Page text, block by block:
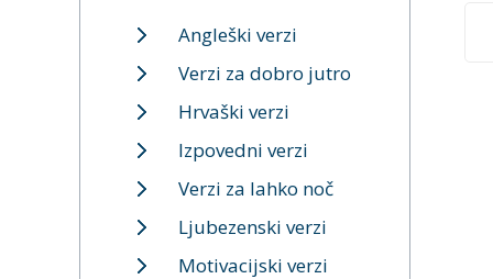
Angleški verzi
Verzi za dobro jutro
Hrvaški verzi
Izpovedni verzi
Verzi za lahko noč
Ljubezenski verzi
Motivacijski verzi